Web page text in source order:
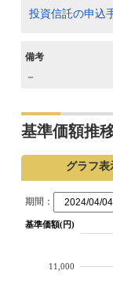
投資信託の申込
備考
－
基準価額推
グラフ表
期間：
基準価額(円)
11,000